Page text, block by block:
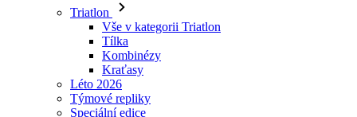
Léto 2026
Týmové repliky
Speciální edice
Doprodej
Dárkové poukazy
Děti
Vše v kategorii Děti